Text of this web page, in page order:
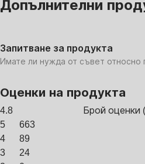
Допълнителни
Запитване за продукта
Имате ли нужда от съвет относно
Оценки на продукта
4.8 Брой оценки (
5
663
4
89
3
24